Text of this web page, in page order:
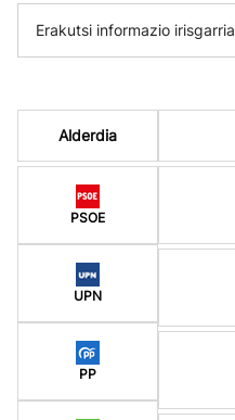
Erakutsi informazio irisgarria
Alderdia
PSOE
UPN
PP